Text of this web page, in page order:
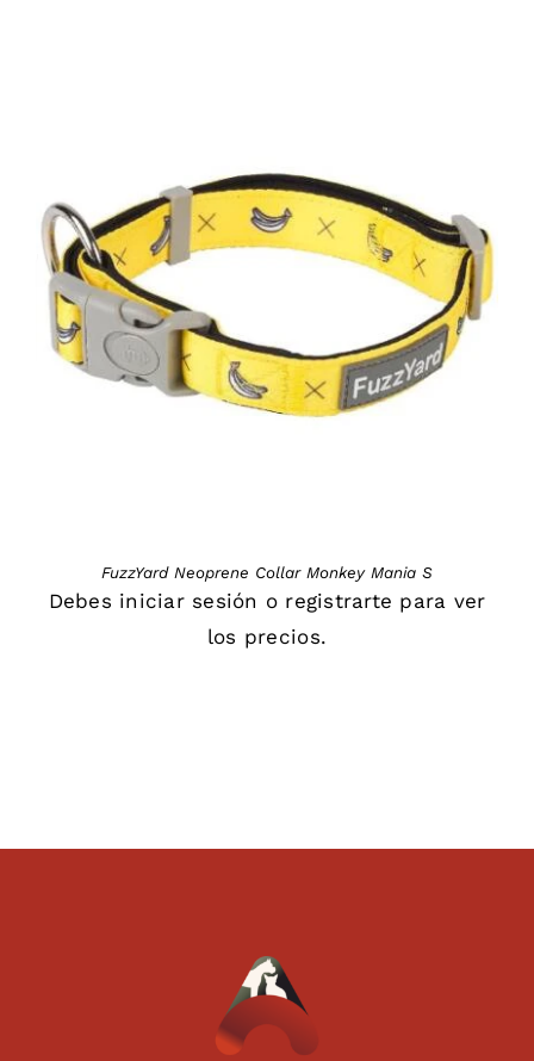
FuzzYard Neoprene Collar Monkey Mania S
Debes iniciar sesión o registrarte para ver
los precios.